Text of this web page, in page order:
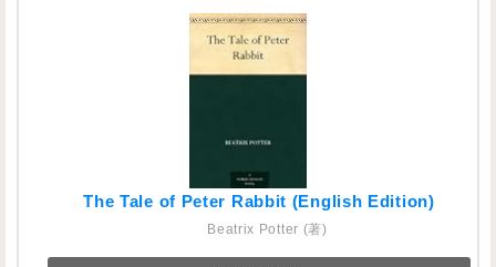
The Tale of Peter Rabbit (English Edition)
Beatrix Potter (著)